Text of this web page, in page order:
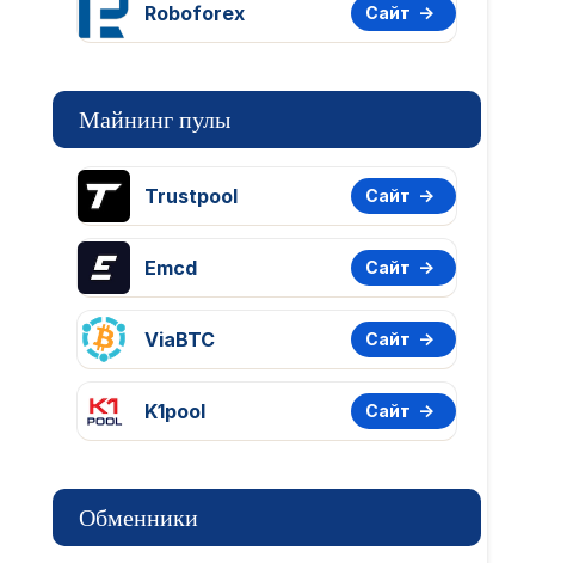
Roboforex Сайт
Майнинг пулы
Trustpool Сайт
Emcd Сайт
ViaBTC Сайт
K1pool Сайт
Обменники